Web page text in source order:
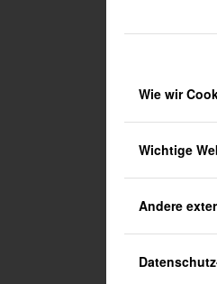
Wie wir
Wichtige
Andere